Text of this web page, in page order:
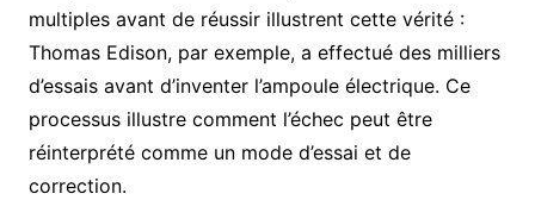
multiples avant de réussir illustrent cette vérité :
Thomas Edison, par exemple, a effectué des milliers
d’essais avant d’inventer l’ampoule électrique. Ce
processus illustre comment l’échec peut être
réinterprété comme un mode d’essai et de
correction.